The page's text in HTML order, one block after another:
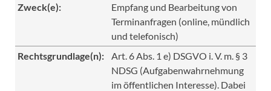
Zweck(e):
Empfang und Bearbeitung von
Terminanfragen (online, mündlich
und telefonisch)
Rechtsgrundlage(n):
Art. 6 Abs. 1 e) DSGVO i. V. m. § 3
NDSG (Aufgabenwahrnehmung
im öffentlichen Interesse). Dabei